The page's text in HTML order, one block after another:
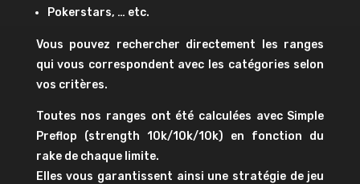
Pokerstars, … etc.
Vous pouvez rechercher directement les ranges
qui vous correspondent avec les catégories selon
vos critères.
Toutes nos ranges ont été calculées avec Simple
Preflop (strength 10k/10k/10k) en fonction du
rake de chaque limite.
Elles vous garantissent ainsi une stratégie de jeu